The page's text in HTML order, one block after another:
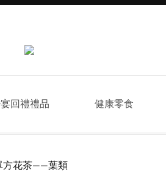
回禮禮品 健康零食
方花茶——葉類